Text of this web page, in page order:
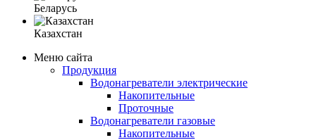
Беларусь
Казахстан
Меню сайта
Продукция
Водонагреватели электрические
Накопительные
Проточные
Водонагреватели газовые
Накопительные